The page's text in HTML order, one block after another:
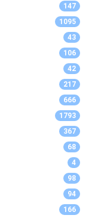
147
1095
43
106
42
217
666
1793
367
68
4
98
94
166